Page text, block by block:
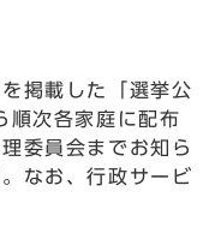
掲載した「選挙公
順次各家庭に配布
委員会までお知ら
なお、行政サービ